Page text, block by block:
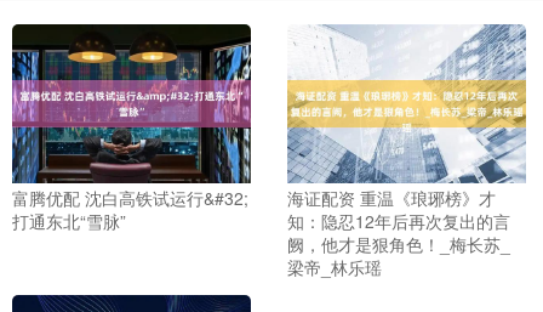
富腾优配 沈白高铁试运行&#32;
打通东北“雪脉”
海证配资 重温《琅琊榜》才
知：隐忍12年后再次复出的言
阙，他才是狠角色！_梅长苏_
梁帝_林乐瑶